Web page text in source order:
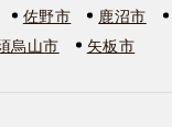
佐野市 鹿沼市
烏山市 矢板市